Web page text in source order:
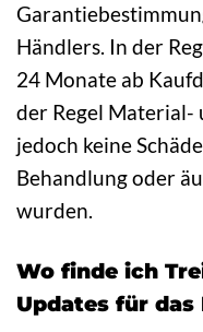
Händlers. In der
24 Monate ab
der Regel Material-
jedoch keine
Behandlung oder
wurden.
Wo finde ich
Updates für das